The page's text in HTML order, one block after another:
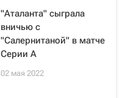
"Аталанта" сыграла
вничью с
"Салернитаной" в матче
Серии А
02 мая 2022